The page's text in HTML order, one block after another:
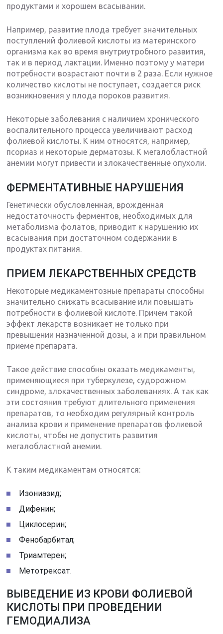
продуктами и хорошем всасывании.
Например, развитие плода требует значительных
поступлений фолиевой кислоты из материнского
организма как во время внутриутробного развития,
так и в период лактации. Именно поэтому у матери
потребности возрастают почти в 2 раза. Если нужное
количество кислоты не поступает, создается риск
возникновения у плода пороков развития.
Некоторые заболевания с наличием хронического
воспалительного процесса увеличивают расход
фолиевой кислоты. К ним относятся, например,
псориаз и некоторые дерматозы. К мегалобластной
анемии могут привести и злокачественные опухоли.
ФЕРМЕНТАТИВНЫЕ НАРУШЕНИЯ
Генетически обусловленная, врожденная
недостаточность ферментов, необходимых для
метаболизма фолатов, приводит к нарушению их
всасывания при достаточном содержании в
продуктах питания.
ПРИЕМ ЛЕКАРСТВЕННЫХ СРЕДСТВ
Некоторые медикаментозные препараты способны
значительно снижать всасывание или повышать
потребности в фолиевой кислоте. Причем такой
эффект лекарств возникает не только при
превышении назначенной дозы, а и при правильном
приеме препарата.
Такое действие способны оказать медикаменты,
применяющиеся при туберкулезе, судорожном
синдроме, злокачественных заболеваниях. А так как
эти состояния требуют длительного применения
препаратов, то необходим регулярный контроль
анализа крови и применение препаратов фолиевой
кислоты, чтобы не допустить развития
мегалобластной анемии.
К таким медикаментам относятся:
Изониазид;
Дифенин;
Циклосерин;
Фенобарбитал;
Триамтерен;
Метотрексат.
ВЫВЕДЕНИЕ ИЗ КРОВИ ФОЛИЕВОЙ
КИСЛОТЫ ПРИ ПРОВЕДЕНИИ
ГЕМОДИАЛИЗА